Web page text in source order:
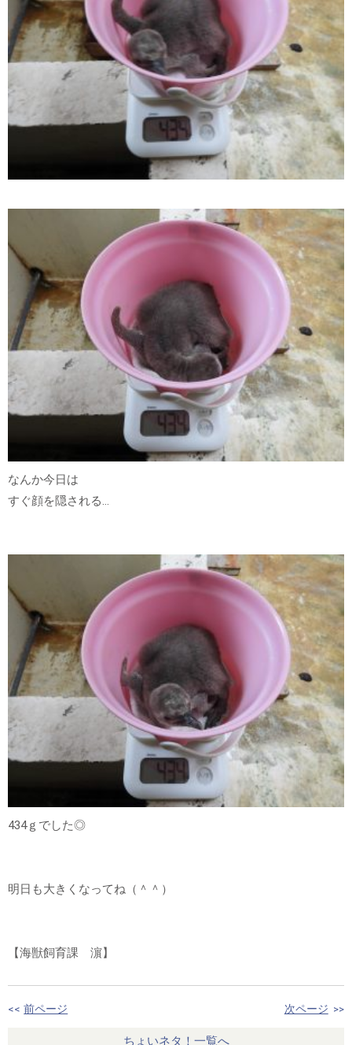
なんか今日は
すぐ顔を隠される…
434ｇでした◎
明日も大きくなってね（＾＾）
【海獣飼育課 濵】
<< 前ページ 次ページ >>
ちょいネタ！一覧へ